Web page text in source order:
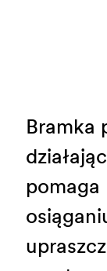
Bramka
pomaga